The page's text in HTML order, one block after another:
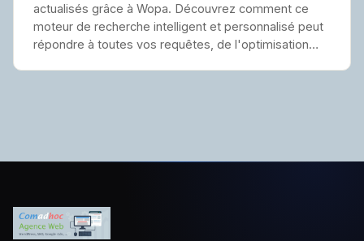
actualisés grâce à Wopa. Découvrez comment ce
moteur de recherche intelligent et personnalisé peut
répondre à toutes vos requêtes, de l'optimisation…